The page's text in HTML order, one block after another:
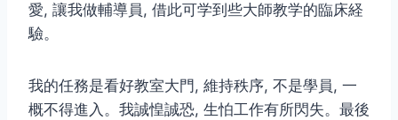
愛, 讓我做輔導員, 借此可学到些大師教学的臨床経
驗。
我的任務是看好教室大門, 維持秩序, 不是學員, 一
概不得進入。我誠惶誠恐, 生怕工作有所閃失。最後